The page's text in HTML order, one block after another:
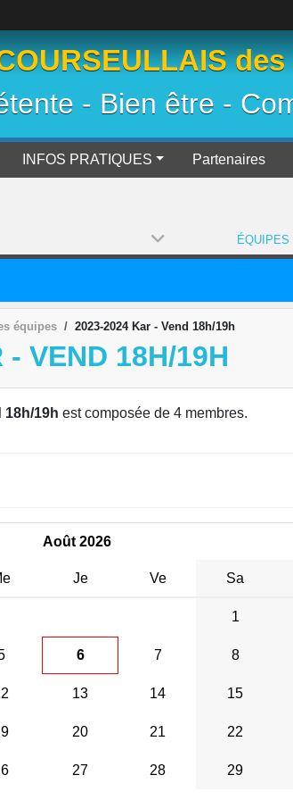
des
- Bien être -
INFOS PRATIQUES Partenaires
ÉQUIPES
équipes 2023-2024 Kar - Vend 18h/19h
VEND 18H/19H
18h/19h est composée de 4 membres.
Août 2026
Je Ve Sa
1
6 7 8
13 14 15
20 21 22
27 28 29